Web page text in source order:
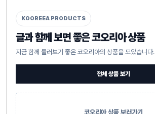
KOOREEA PRODUCTS
글과 함께 보면 좋은 코오리아 상품
지금 함께 둘러보기 좋은 코오리아의 상품을 모았습니다.
전체 상품 보기
코오리아 상품 보러가기